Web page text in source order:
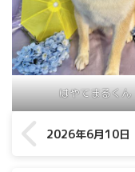
はやてまるくん
2026年6月10日